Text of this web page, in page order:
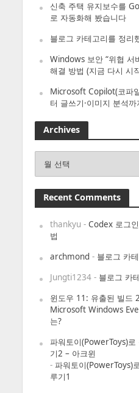
신축 주택 유지보수를
로 자동화해 봤습니다
블로그 카테고리를 정리
Windows 보안 “위협 서
해결 방법 (지금 다시 시
Microsoft Copilot(코파
터 글쓰기·이미지 분석까
Archives
Recent Comments
thankyu - Codex 로그
법
archmond - 블로그 카
Jungti1234- 블로그 카
윈도우 11: 유출된 빌드
Microsoft Windows
는?
파워토이(PowerToys)
기2 – 아크윈
- 파워토이(PowerToys)
루기1